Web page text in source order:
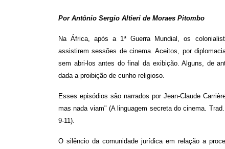
Por Antônio Sergio Altieri de Moraes Pitombo
Na África, após a 1ª Guerra Mundial, os
assistirem sessões de cinema. Aceitos, por
sem abri-los antes do final da exibição. Alguns, de
dada a proibição de cunho religioso.
Esses episódios são narrados por Jean-Claude
mas nada viam" (A linguagem secreta do cinema.
9-11).
O silêncio da comunidade jurídica em relação a